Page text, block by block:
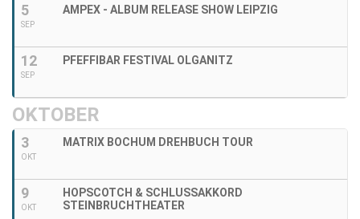
5
SEP
AMPEX - ALBUM RELEASE SHOW LEIPZIG
12
SEP
PFEFFIBAR FESTIVAL OLGANITZ
OKTOBER
3
OKT
MATRIX BOCHUM DREHBUCH TOUR
9
OKT
HOPSCOTCH & SCHLUSSAKKORD
STEINBRUCHTHEATER